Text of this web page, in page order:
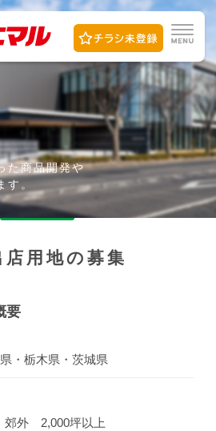
た商品開発や
す。
店用地の募集
要
・栃木県・茨城県
外 2,000坪以上